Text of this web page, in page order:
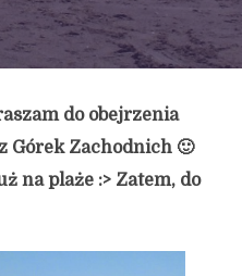
do obejrzenia
Górek Zachodnich 🙂
na plaże :> Zatem, do